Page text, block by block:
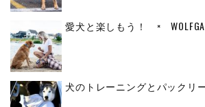
愛犬と楽しもう！ ×
犬のトレーニングとパックリ